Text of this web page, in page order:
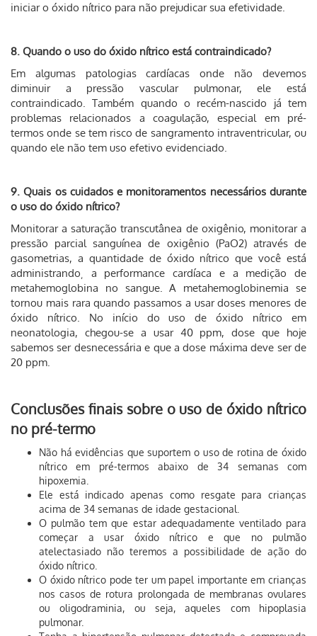
iniciar o óxido nítrico para não prejudicar sua efetividade.
8. Quando o uso do óxido nítrico está contraindicado?
Em algumas patologias cardíacas onde não devemos
diminuir a pressão vascular pulmonar, ele está
contraindicado. Também quando o recém-nascido já tem
problemas relacionados a coagulação, especial em pré-
termos onde se tem risco de sangramento intraventricular, ou
quando ele não tem uso efetivo evidenciado.
9. Quais os cuidados e monitoramentos necessários durante
o uso do óxido nítrico?
Monitorar a saturação transcutânea de oxigênio, monitorar a
pressão parcial sanguínea de oxigênio (PaO2) através de
gasometrias, a quantidade de óxido nítrico que você está
administrando¸ a performance cardíaca e a medição de
metahemoglobina no sangue. A metahemoglobinemia se
tornou mais rara quando passamos a usar doses menores de
óxido nítrico. No início do uso de óxido nítrico em
neonatologia, chegou-se a usar 40 ppm, dose que hoje
sabemos ser desnecessária e que a dose máxima deve ser de
20 ppm.
Conclusões finais sobre o uso de óxido nítrico
no pré-termo
Não há evidências que suportem o uso de rotina de óxido
nítrico em pré-termos abaixo de 34 semanas com
hipoxemia.
Ele está indicado apenas como resgate para crianças
acima de 34 semanas de idade gestacional.
O pulmão tem que estar adequadamente ventilado para
começar a usar óxido nítrico e que no pulmão
atelectasiado não teremos a possibilidade de ação do
óxido nítrico.
O óxido nítrico pode ter um papel importante em crianças
nos casos de rotura prolongada de membranas ovulares
ou oligodraminia, ou seja, aqueles com hipoplasia
pulmonar.